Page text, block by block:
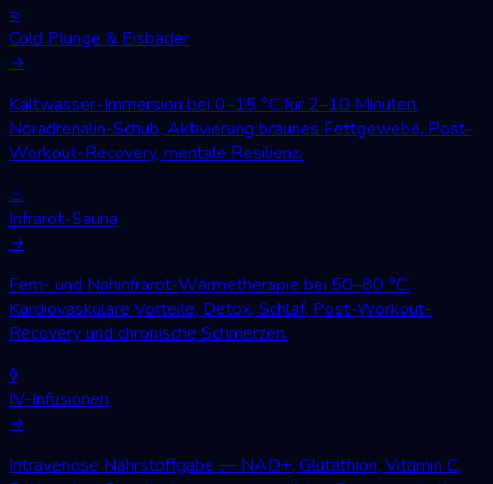
≈
Cold Plunge & Eisbäder
→
Kaltwasser-Immersion bei 0–15 °C für 2–10 Minuten.
Noradrenalin-Schub, Aktivierung braunes Fettgewebe, Post-
Workout-Recovery, mentale Resilienz.
♨
Infrarot-Sauna
→
Fern- und Nahinfrarot-Wärmetherapie bei 50–80 °C.
Kardiovaskuläre Vorteile, Detox, Schlaf, Post-Workout-
Recovery und chronische Schmerzen.
◊
IV-Infusionen
→
Intravenöse Nährstoffgabe — NAD+, Glutathion, Vitamin C,